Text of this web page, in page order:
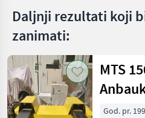
Daljnji rezultati koji
zanimati:
MTS
für
God. pr.